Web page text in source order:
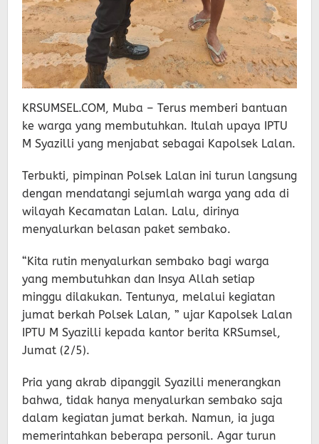
KRSUMSEL.COM, Muba – Terus memberi bantuan
ke warga yang membutuhkan. Itulah upaya IPTU
M Syazilli yang menjabat sebagai Kapolsek Lalan.
Terbukti, pimpinan Polsek Lalan ini turun langsung
dengan mendatangi sejumlah warga yang ada di
wilayah Kecamatan Lalan. Lalu, dirinya
menyalurkan belasan paket sembako.
“Kita rutin menyalurkan sembako bagi warga
yang membutuhkan dan Insya Allah setiap
minggu dilakukan. Tentunya, melalui kegiatan
jumat berkah Polsek Lalan, ” ujar Kapolsek Lalan
IPTU M Syazilli kepada kantor berita KRSumsel,
Jumat (2/5).
Pria yang akrab dipanggil Syazilli menerangkan
bahwa, tidak hanya menyalurkan sembako saja
dalam kegiatan jumat berkah. Namun, ia juga
memerintahkan beberapa personil. Agar turun